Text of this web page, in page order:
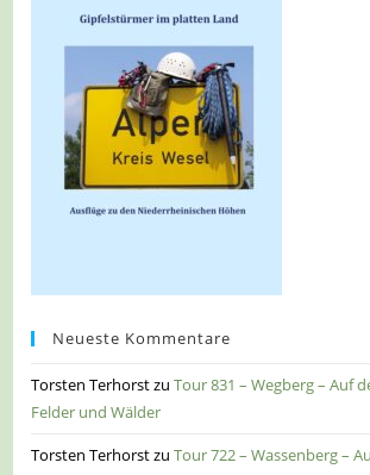
Neueste Kommentare
Torsten TerhorstzuTour 831 – Wegberg – Auf
Felder und Wälder
Torsten TerhorstzuTour 722 – Wassenberg –